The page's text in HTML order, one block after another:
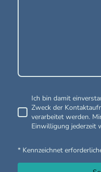
Ich bin damit
Zweck der
verarbeitet werden.
Einwilligung jederzeit
* Kennzeichnet